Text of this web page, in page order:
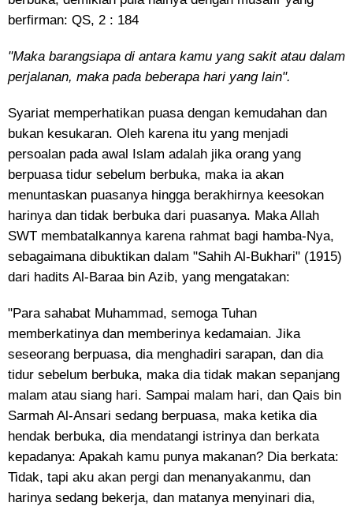
berfirman: QS, 2 : 184
"Maka barangsiapa di antara kamu yang sakit atau dalam
perjalanan, maka pada beberapa hari yang lain".
Syariat memperhatikan puasa dengan kemudahan dan
bukan kesukaran. Oleh karena itu yang menjadi
persoalan pada awal Islam adalah jika orang yang
berpuasa tidur sebelum berbuka, maka ia akan
menuntaskan puasanya hingga berakhirnya keesokan
harinya dan tidak berbuka dari puasanya. Maka Allah
SWT membatalkannya karena rahmat bagi hamba-Nya,
sebagaimana dibuktikan dalam "Sahih Al-Bukhari" (1915)
dari hadits Al-Baraa bin Azib, yang mengatakan:
"Para sahabat Muhammad, semoga Tuhan
memberkatinya dan memberinya kedamaian. Jika
seseorang berpuasa, dia menghadiri sarapan, dan dia
tidur sebelum berbuka, maka dia tidak makan sepanjang
malam atau siang hari. Sampai malam hari, dan Qais bin
Sarmah Al-Ansari sedang berpuasa, maka ketika dia
hendak berbuka, dia mendatangi istrinya dan berkata
kepadanya: Apakah kamu punya makanan? Dia berkata:
Tidak, tapi aku akan pergi dan menanyakanmu, dan
harinya sedang bekerja, dan matanya menyinari dia,